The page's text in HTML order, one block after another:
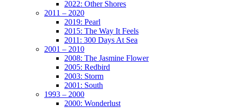
2022: Other Shores
2011 – 2020
2019: Pearl
2015: The Way It Feels
2011: 300 Days At Sea
2001 – 2010
2008: The Jasmine Flower
2005: Redbird
2003: Storm
2001: South
1993 – 2000
2000: Wonderlust